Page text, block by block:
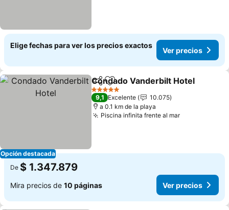
Elige fechas para ver los precios exactos
Ver precios
Opción destacada
CompartirAgregar a favoritos
Condado Vanderbilt Hotel
5 Estrellas
9,1 Excelente
10.075
a 0.1 km de la playa
Piscina infinita frente al mar
De $ 1.347.879
Mira precios de 10 páginas Ver precios